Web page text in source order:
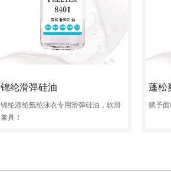
锦纶滑弹硅油
锦纶涤纶氨纶泳衣专用滑弹硅油，软滑
兼具！
蓬松
赋予